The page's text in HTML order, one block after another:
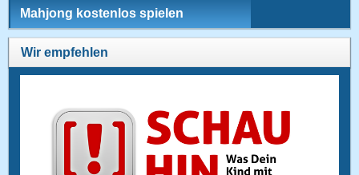
Mahjong kostenlos spielen
Wir empfehlen